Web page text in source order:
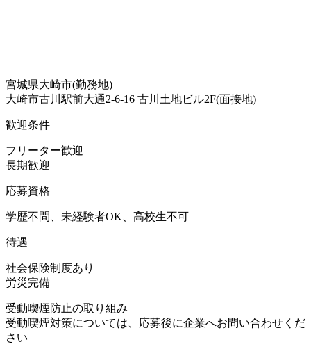
宮城県大崎市(勤務地)
大崎市古川駅前大通2-6-16 古川土地ビル2F(面接地)
歓迎条件
フリーター歓迎
長期歓迎
応募資格
学歴不問、未経験者OK、高校生不可
待遇
社会保険制度あり
労災完備
受動喫煙防止の取り組み
受動喫煙対策については、応募後に企業へお問い合わせくだ
さい